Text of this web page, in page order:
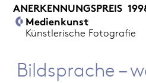
ANERKENNUNGSPREIS
Medienkunst
Künstlerische Fotografie
Bildsprache –